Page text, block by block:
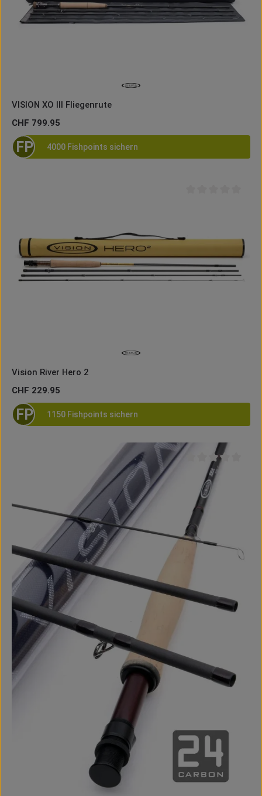
VISION XO III Fliegenrute
Regulärer Preis:
CHF 799.95
FP 4000 Fishpoints sichern
Vision River Hero 2
Regulärer Preis:
CHF 229.95
FP 1150 Fishpoints sichern
Durchschnittliche